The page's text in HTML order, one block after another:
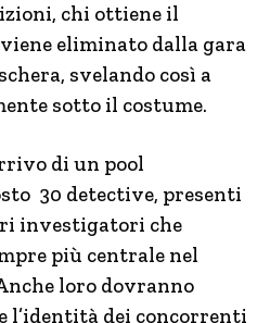
chi ottiene il
eliminato dalla gara
svelando così a
sotto il costume.
di un pool
30 detective, presenti
investigatori che
più centrale nel
loro dovranno
l’identità dei concorrenti